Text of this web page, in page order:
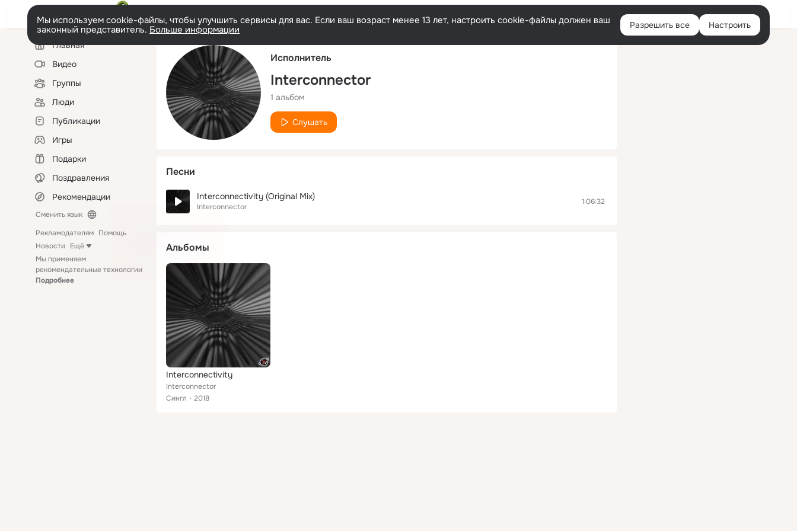
Русский Войти
Мы используем cookie-файлы, чтобы улучшить сервисы для вас. Если ваш возраст менее 13 лет, настроить cookie-файлы должен ваш
законный представитель. Больше информации Разрешить все Настроить
Левая
колонкаГлавная
Видео
Группы
Люди
Публикации
Игры
Подарки
Поздравления
Рекомендации
Сменить язык
Рекламодателям Помощь
Новости Ещё
Мы применяем
рекомендательные технологии
Подробнее
Исполнитель
Interconnector
1 альбом
Слушать
Песни
Interconnectivity (Original Mix)
Interconnector
1:06:32
Альбомы
Interconnectivity
Interconnector
Сингл
2018